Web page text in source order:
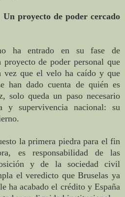
proyecto de poder cercado
ha entrado en su fase de
de poder personal que
vez que el velo ha caído y que
han dado cuenta de quién es
solo queda un paso necesario
y supervivencia nacional: su
la primera piedra para el fin
es responsabilidad de las
y de la sociedad civil
el veredicto que Bruselas ya
ha acabado el crédito y España